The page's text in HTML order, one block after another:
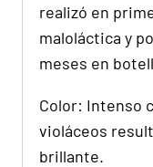
realizó en
maloláctica y
meses en
Color: Intenso
violáceos
brillante.